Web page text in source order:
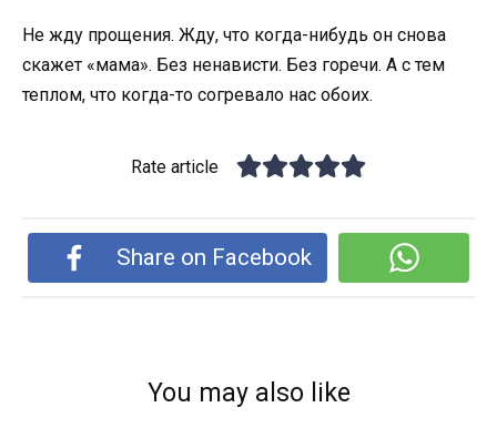
Не жду прощения. Жду, что когда-нибудь он снова
скажет «мама». Без ненависти. Без горечи. А с тем
теплом, что когда-то согревало нас обоих.
Rate article
Share on Facebook
You may also like